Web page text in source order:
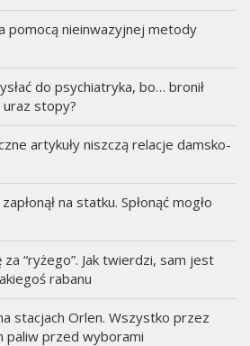
pomocą nieinwazyjnej metody
do psychiatryka, bo… bronił
uraz stopy?
artykuły niszczą relacje damsko-
na statku. Spłonąć mogło
za “ryżego”. Jak twierdzi, sam jest
rabanu
stacjach Orlen. Wszystko przez
paliw przed wyborami